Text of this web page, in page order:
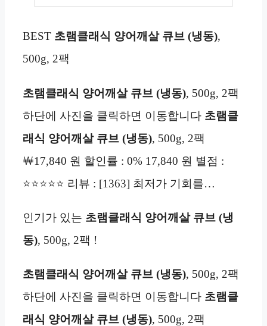
BEST 초램클래식 양어깨살 큐브 (냉동),
500g, 2팩
초램클래식 양어깨살 큐브 (냉동), 500g, 2팩
하단에 사진을 클릭하면 이동합니다 초램클
래식 양어깨살 큐브 (냉동), 500g, 2팩
￦17,840 원 할인률 : 0% 17,840 원 별점 :
⭐⭐⭐⭐⭐ 리뷰 : [1363] 최저가 기회를…
인기가 있는 초램클래식 양어깨살 큐브 (냉
동), 500g, 2팩 !
초램클래식 양어깨살 큐브 (냉동), 500g, 2팩
하단에 사진을 클릭하면 이동합니다 초램클
래식 양어깨살 큐브 (냉동), 500g, 2팩